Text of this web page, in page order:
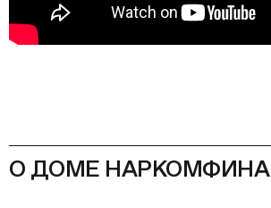
О ДОМЕ НАРКОМФИНА